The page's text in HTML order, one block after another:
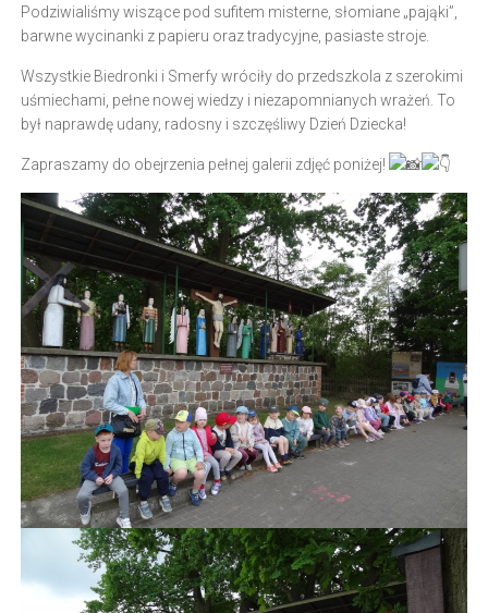
Podziwialiśmy wiszące pod sufitem misterne, słomiane „pająki”,
barwne wycinanki z papieru oraz tradycyjne, pasiaste stroje.
Wszystkie Biedronki i Smerfy wróciły do przedszkola z szerokimi
uśmiechami, pełne nowej wiedzy i niezapomnianych wrażeń. To
był naprawdę udany, radosny i szczęśliwy Dzień Dziecka!
Zapraszamy do obejrzenia pełnej galerii zdjęć poniżej!